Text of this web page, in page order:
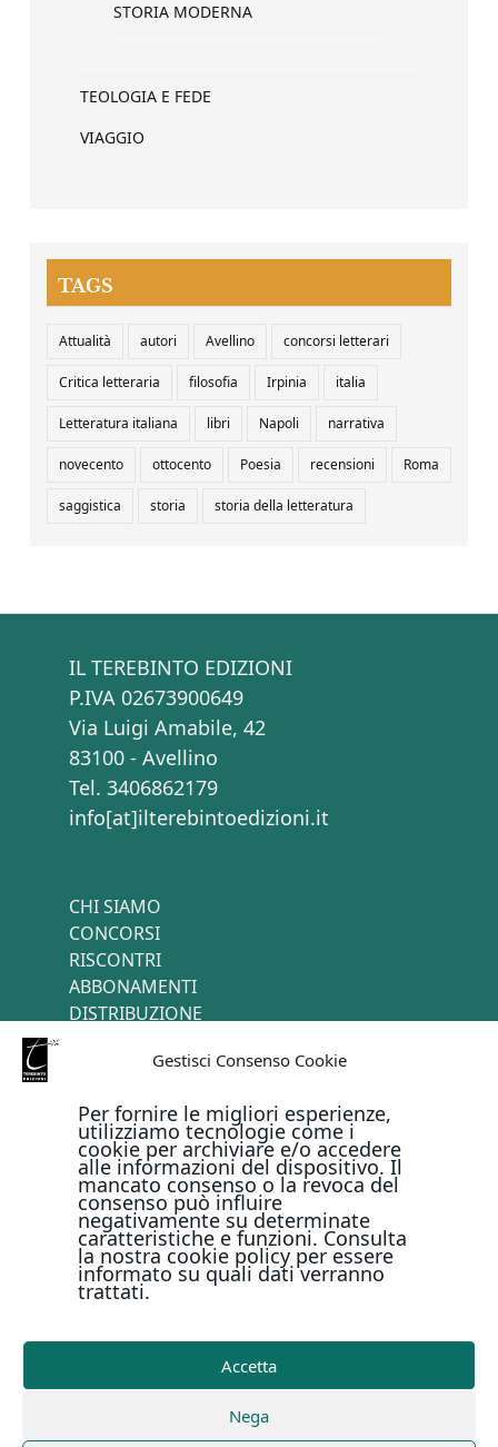
Gestisci Consenso Cookie
Per fornire le migliori esperienze,
utilizziamo tecnologie come i
cookie per archiviare e/o accedere
alle informazioni del dispositivo. Il
mancato consenso o la revoca del
consenso può influire
negativamente su determinate
caratteristiche e funzioni. Consulta
la nostra cookie policy per essere
informato su quali dati verranno
trattati.
Accetta
Nega
STORIA MODERNA
TEOLOGIA E FEDE
VIAGGIO
TAGS
Attualità autori Avellino concorsi letterari
Critica letteraria filosofia Irpinia italia
Letteratura italiana libri Napoli narrativa
novecento ottocento Poesia recensioni Roma
saggistica storia storia della letteratura
IL TEREBINTO EDIZIONI
P.IVA 02673900649
Via Luigi Amabile, 42
83100 - Avellino
Tel. 3406862179
info[at]ilterebintoedizioni.it
CHI SIAMO
CONCORSI
RISCONTRI
ABBONAMENTI
DISTRIBUZIONE
PAGAMENTI ONLINE CON
Metodi di pagamento
Copyright © Il Terebinto Edizioni - 2026
Termini e condizioni